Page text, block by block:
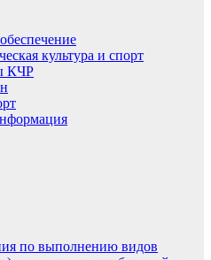
культура и спорт
КЧР
по выполнению видов